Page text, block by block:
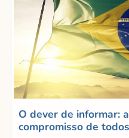
O dever de informar:
compromisso de todos